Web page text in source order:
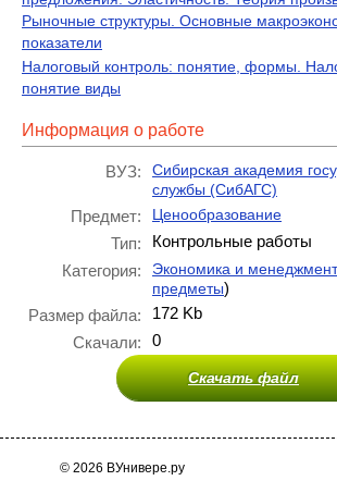
Рыночные структуры. Основные
показатели
Налоговый контроль: понятие, формы.
понятие виды
Информация о работе
ВУЗ:
Сибирская академия
службы (СибАГС)
Предмет: Ценообразование
Тип:
Контрольные работы
Категория:
Экономика и менеджмент
предметы)
Размер файла:
172 Kb
Скачали:
0
Скачать файл
© 2026 ВУнивере.ру